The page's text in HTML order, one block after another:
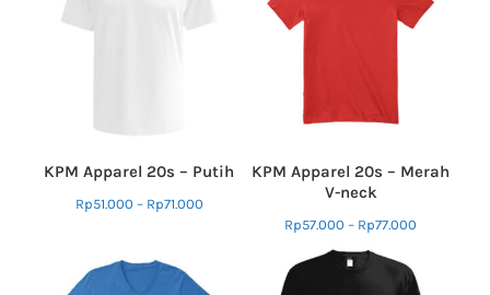
KPM Apparel 20s – Putih
Rp51.000 – Rp71.000
KPM Apparel 20s – Merah
V-neck
Rp57.000 – Rp77.000